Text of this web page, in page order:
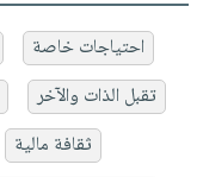
احتياجات خاصة
تقبل الذات والآخر
ثقافة مالية